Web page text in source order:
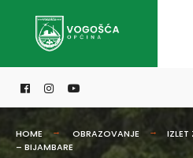
HOME OBRAZOVANJE
IZLET
– BIJAMBARE
for: